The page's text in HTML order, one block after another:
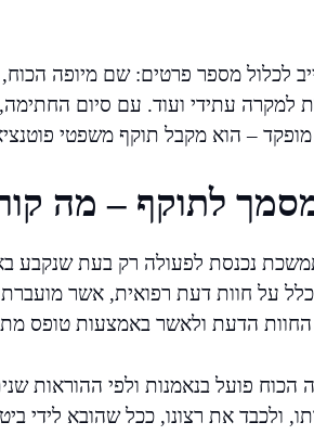
לכלול מספר פרטים: שם מיופה
למקרה עתידי ועוד. עם סיום
– הוא מקבל תוקף משפטי
לתוקף – מה
נכנסת לפעולה רק בעת שנקבע
על חוות דעת רפואית, אשר
הדעת ולאשר באמצעות טופס
הכוח פועל בנאמנות ולפי ההוראות
ולכבד את רצונו, ככל שהובא לידי